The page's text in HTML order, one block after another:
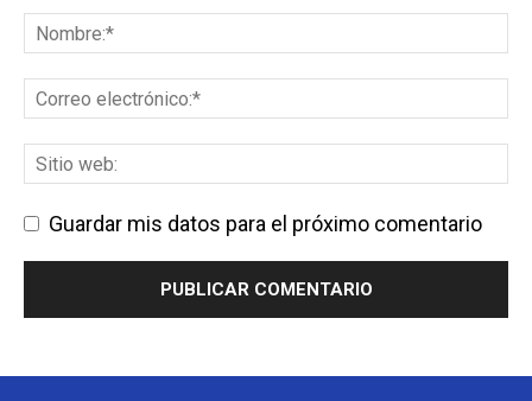
Guardar mis datos para el próximo comentario